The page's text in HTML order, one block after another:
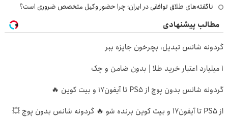
ناگفته‌های طلاق توافقی در ایران؛ چرا حضور وکیل متخصص ضروری است؟
مطالب پیشنهادی
گردونه شانس تبدیل، بچرخون جایزه ببر
۱ میلیارد اعتبار خرید طلا | بدون ضامن و چک
گردونه شانس بدون پوچ از PS5 تا آیفون17 و بیت کوین 🔥
از PS5 تا آیفون17 و بیت کوین برنده شو 🔥 گردونه شانس بدون پوچ 💥